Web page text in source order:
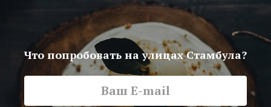
Что попробовать на улицах Стамбула?